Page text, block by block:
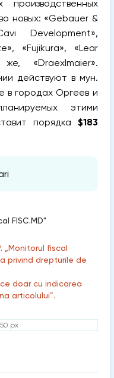
новых: «Gebauer &
Development»,
«Fujikura», «Lear
«Draexlmaier».
действуют в мун.
в городах Оргеев и
этими
порядка $183
FISC.MD"
„Monitorul fiscal
privind drepturile de
doar cu indicarea
articolului”.
px